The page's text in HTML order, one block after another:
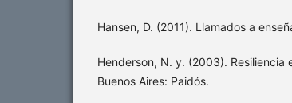
Hansen, D. (2011). Llamados a
Henderson, N. y. (2003). Resiliencia
Buenos Aires: Paidós.